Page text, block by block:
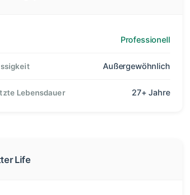
Professionell
Außergewöhnlich
Lebensdauer 27+ Jahre
Life